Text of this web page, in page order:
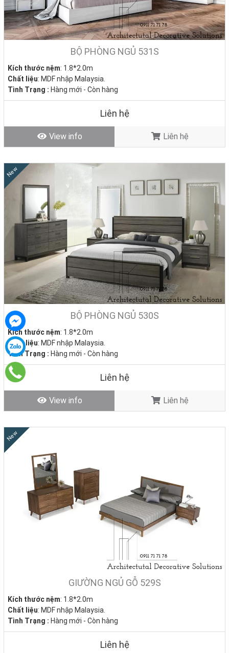
BỘ PHÒNG NGỦ 531S
Kích thước nệm: 1.8*2.0m
Chất liệu: MDF nhập Malaysia.
Tình Trạng : Hàng mới - Còn hàng
Liên hệ
View info Liên hệ
New
BỘ PHÒNG NGỦ 530S
Kích thước nệm: 1.8*2.0m
Chất liệu: MDF nhập Malaysia.
Tình Trạng : Hàng mới - Còn hàng
Liên hệ
View info Liên hệ
New
GIƯỜNG NGỦ GỖ 529S
Kích thước nệm: 1.8*2.0m
Chất liệu: MDF nhập Malaysia.
Tình Trạng : Hàng mới - Còn hàng
Liên hệ